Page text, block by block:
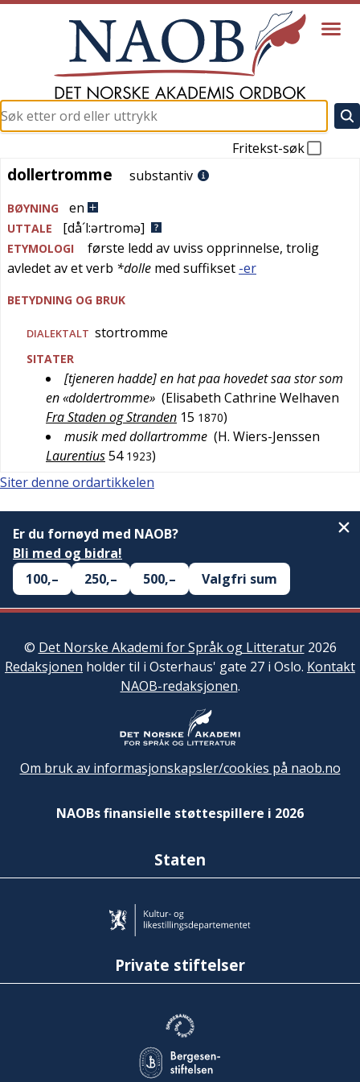
Fritekst-søk
dollertromme
dollertromme substantiv
BØYNING en
UTTALE [då´l:ərtromə]
ETYMOLOGI
første ledd av uviss opprinnelse, trolig
avledet av et verb *dolle med suffikset -er
BETYDNING OG BRUK
DIALEKTALT stortromme
SITATER
[tjeneren hadde] en hat paa hovedet saa stor som
en «doldertromme» (Elisabeth Cathrine Welhaven
Fra Staden og Stranden 15 1870)
musik med dollartromme (H. Wiers-Jenssen
Laurentius54 1923)
Siter denne ordartikkelen
Er du fornøyd med NAOB?
Bli med og bidra!
100,–
250,– 500,– Valgfri sum
© Det Norske Akademi for Språk og Litteratur2026
Redaksjonen holder til i Osterhaus' gate 27 i Oslo. Kontakt
NAOB-redaksjonen.
Om bruk av informasjonskapsler/cookies på naob.no
NAOBs finansielle støttespillere i 2026
Staten
Private stiftelser